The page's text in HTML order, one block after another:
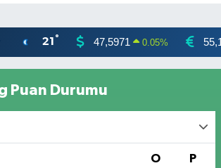
21 ° 47,5971 0.05%
Puan Durumu
O P